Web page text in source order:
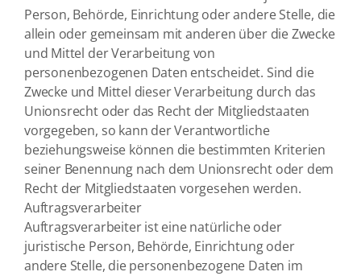
Person, Behörde, Einrichtung oder andere Stelle, die
allein oder gemeinsam mit anderen über die Zwecke
und Mittel der Verarbeitung von
personenbezogenen Daten entscheidet. Sind die
Zwecke und Mittel dieser Verarbeitung durch das
Unionsrecht oder das Recht der Mitgliedstaaten
vorgegeben, so kann der Verantwortliche
beziehungsweise können die bestimmten Kriterien
seiner Benennung nach dem Unionsrecht oder dem
Recht der Mitgliedstaaten vorgesehen werden.
Auftragsverarbeiter
Auftragsverarbeiter ist eine natürliche oder
juristische Person, Behörde, Einrichtung oder
andere Stelle, die personenbezogene Daten im